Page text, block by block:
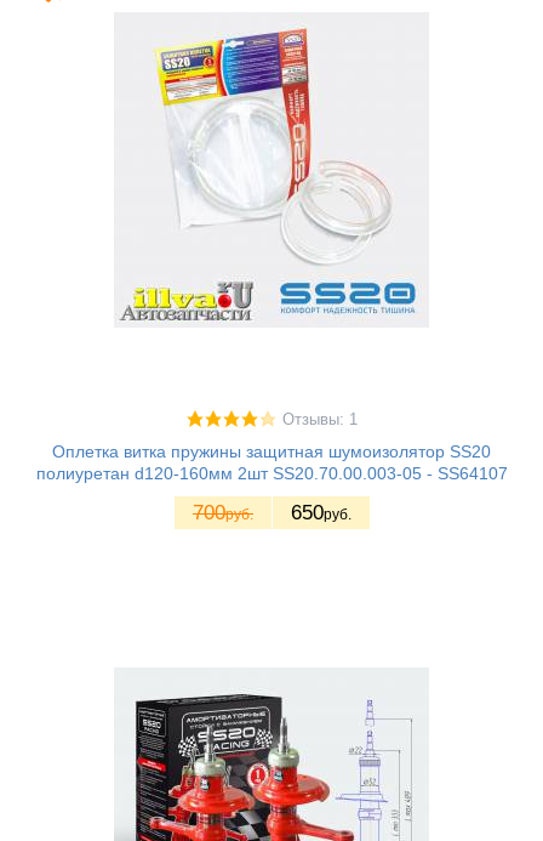
Отзывы: 1
Оплетка витка пружины защитная шумоизолятор SS20
полиуретан d120-160мм 2шт SS20.70.00.003-05 - SS64107
700руб. 650руб.